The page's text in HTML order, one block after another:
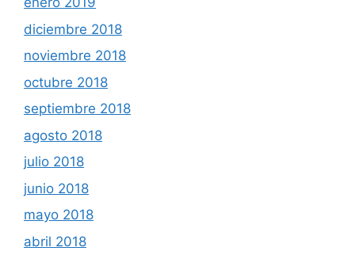
diciembre 2018
noviembre 2018
octubre 2018
septiembre 2018
agosto 2018
julio 2018
junio 2018
mayo 2018
abril 2018